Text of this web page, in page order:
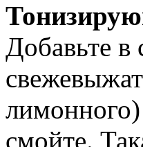
Добавьте в
смойте.